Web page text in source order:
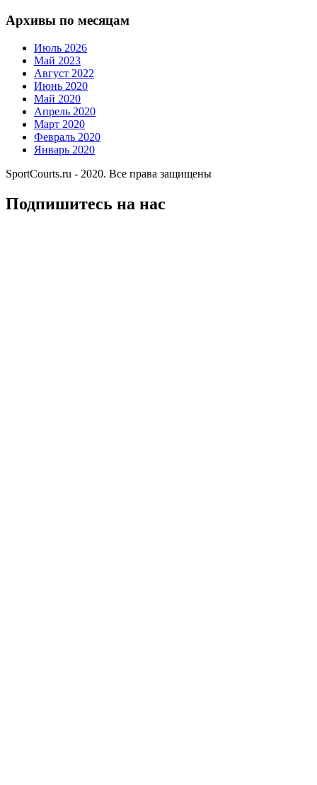
Архивы по месяцам
Июль 2026
Май 2023
Август 2022
Июнь 2020
Май 2020
Апрель 2020
Март 2020
Февраль 2020
Январь 2020
SportCourts.ru - 2020. Все права защищены
Подпишитесь на нас